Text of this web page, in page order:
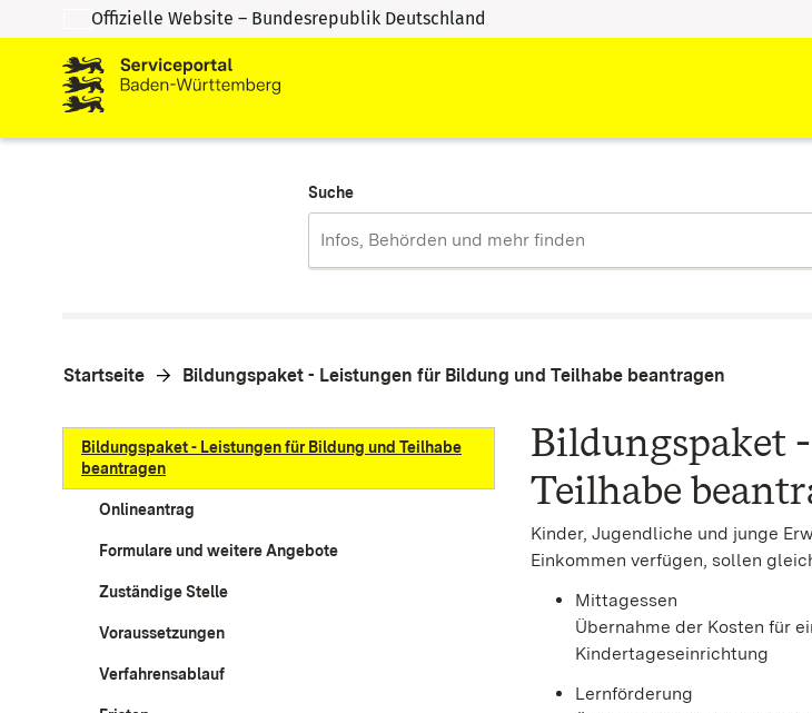
Zum Inhalt springen
Zur Suche springen
Offizielle Website – Bundesrepublik Deutschland
Suche
Startseite Bildungspaket - Leistungen für Bildung und Teilhabe beantragen
Bildungspaket - Leistungen für Bildung und Teilhabe
beantragen
Onlineantrag
Formulare und weitere Angebote
Zuständige Stelle
Voraussetzungen
Verfahrensablauf
Bildungspaket
Teilhabe
Kinder, Jugendliche und junge
Einkommen verfügen, sollen
Mittagessen
Übernahme der Kosten für
Kindertageseinrichtung
Lernförderung